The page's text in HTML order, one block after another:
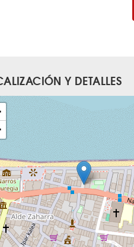
Y DETALLES